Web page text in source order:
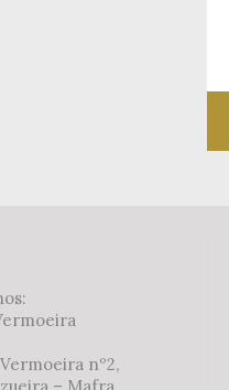
nº2,
– Mafra